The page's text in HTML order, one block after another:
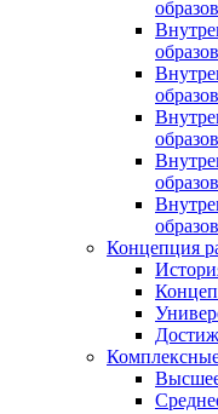
Концепция